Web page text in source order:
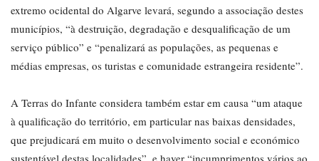
extremo ocidental do Algarve levará, segundo a associação destes
municípios, “à destruição, degradação e desqualificação de um
serviço público” e “penalizará as populações, as pequenas e
médias empresas, os turistas e comunidade estrangeira residente”.
A Terras do Infante considera também estar em causa “um ataque
à qualificação do território, em particular nas baixas densidades,
que prejudicará em muito o desenvolvimento social e económico